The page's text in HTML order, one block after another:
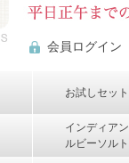
会員ログイン
お試しセット
インディアン
ルビーソルト